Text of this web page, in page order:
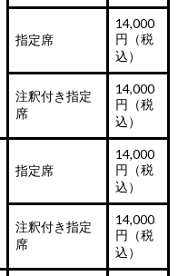
指定席
14,000
円（税
込）
注釈付き指定
席
14,000
円（税
込）
指定席
14,000
円（税
込）
注釈付き指定
席
14,000
円（税
込）